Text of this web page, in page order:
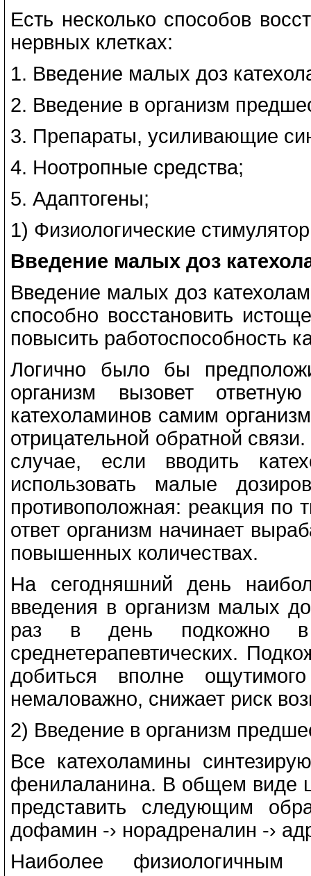
Есть несколько способов
нервных клетках:
1. Введение малых доз
2. Введение в организм
3. Препараты, усиливающие
4. Ноотропные средства;
5. Адаптогены;
1) Физиологические
Введение малых доз
Введение малых доз
способно восстановить
повысить работоспособность
Логично было бы
организм вызовет
катехоламинов самим
отрицательной обратной
случае, если вводить
использовать малые
противоположная: реакция по
ответ организм начинает
повышенных количествах.
На сегодняшний день
введения в организм малых
раз в день подкожно
среднетерапевтических.
добиться вполне
немаловажно, снижает риск
2) Введение в организм
Все катехоламины
фенилаланина. В общем виде
представить следующим
дофамин -› норадреналин -›
Наиболее